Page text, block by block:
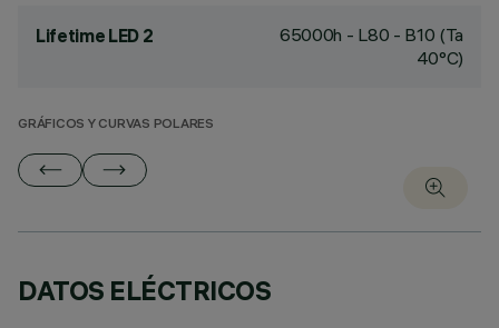
Lifetime LED 2
65000h - L80 - B10 (Ta
40°C)
GRÁFICOS Y CURVAS POLARES
DATOS ELÉCTRICOS